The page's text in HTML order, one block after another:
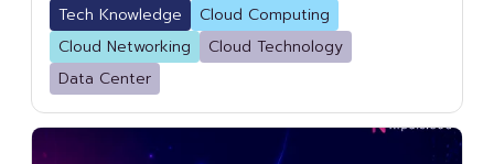
Tech Knowledge
Cloud Computing
Cloud Networking
Cloud Technology
Data Center